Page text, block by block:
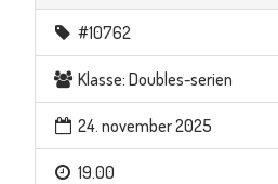
#10762
Klasse: Doubles-serien
24. november 2025
19.00